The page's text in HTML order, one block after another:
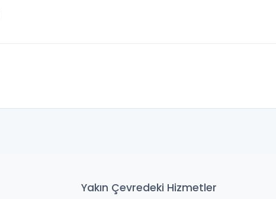
Yakın Çevredeki Hizmetler